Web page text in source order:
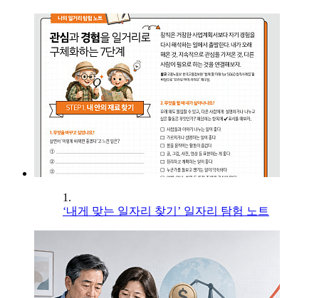
1.
‘내게 맞는 일자리 찾기’ 일자리 탐험 노트